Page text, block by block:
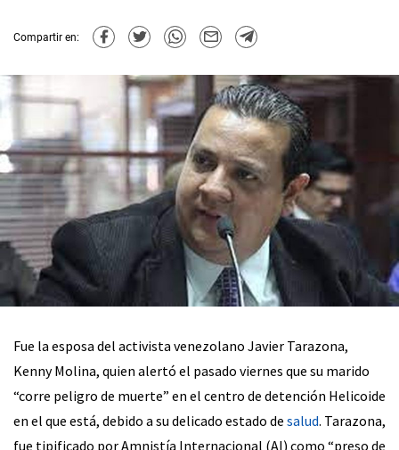
Compartir en:
Fue la esposa del activista venezolano Javier Tarazona,
Kenny Molina, quien alertó el pasado viernes que su marido
“corre peligro de muerte” en el centro de detención Helicoide
en el que está, debido a su delicado estado de salud. Tarazona,
fue tipificado por Amnistía Internacional (AI) como “preso de